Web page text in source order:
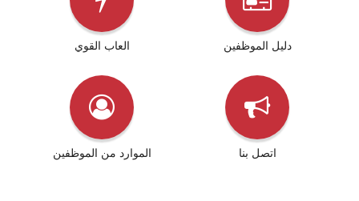
العاب القوي دليل الموظفين
الموارد من الموظفين اتصل بنا